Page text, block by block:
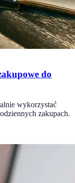
do
wykorzystać
zakupach.